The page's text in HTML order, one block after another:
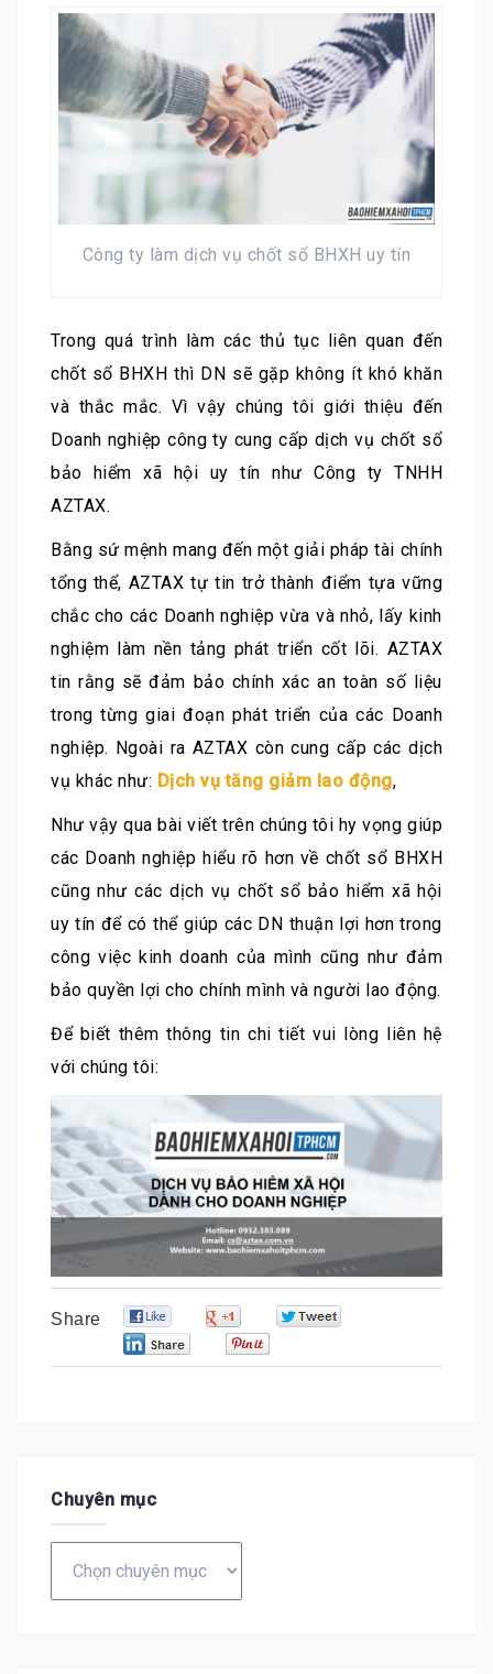
Công ty làm dịch vụ chốt sổ BHXH uy tín
Trong quá trình làm các thủ tục liên quan đến
chốt sổ BHXH thì DN sẽ gặp không ít khó khăn
và thắc mắc. Vì vậy chúng tôi giới thiệu đến
Doanh nghiệp công ty cung cấp dịch vụ chốt sổ
bảo hiểm xã hội uy tín như Công ty TNHH
AZTAX.
Bằng sứ mệnh mang đến một giải pháp tài chính
tổng thể, AZTAX tự tin trở thành điểm tựa vững
chắc cho các Doanh nghiệp vừa và nhỏ, lấy kinh
nghiệm làm nền tảng phát triển cốt lõi. AZTAX
tin rằng sẽ đảm bảo chính xác an toàn số liệu
trong từng giai đoạn phát triển của các Doanh
nghiệp. Ngoài ra AZTAX còn cung cấp các dịch
vụ khác như: Dịch vụ tăng giảm lao động,
Như vậy qua bài viết trên chúng tôi hy vọng giúp
các Doanh nghiệp hiểu rõ hơn về chốt sổ BHXH
cũng như các dịch vụ chốt sổ bảo hiểm xã hội
uy tín để có thể giúp các DN thuận lợi hơn trong
công việc kinh doanh của mình cũng như đảm
bảo quyền lợi cho chính mình và người lao động.
Để biết thêm thông tin chi tiết vui lòng liên hệ
với chúng tôi:
Share
Chuyên mục